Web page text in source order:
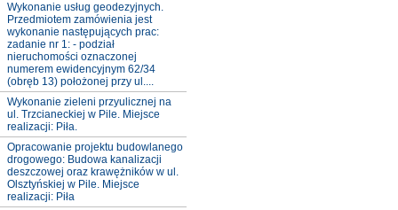
Wykonanie usług geodezyjnych.
Przedmiotem zamówienia jest
wykonanie następujących prac:
zadanie nr 1: - podział
nieruchomości oznaczonej
numerem ewidencyjnym 62/34
(obręb 13) położonej przy ul....
Wykonanie zieleni przyulicznej na
ul. Trzcianeckiej w Pile. Miejsce
realizacji: Piła.
Opracowanie projektu budowlanego
drogowego: Budowa kanalizacji
deszczowej oraz krawężników w ul.
Olsztyńskiej w Pile. Miejsce
realizacji: Piła